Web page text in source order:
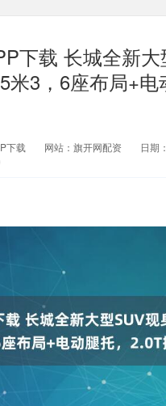
下载 长城全新
米3，6座布局+电
下载 网站：旗开网配资
日期